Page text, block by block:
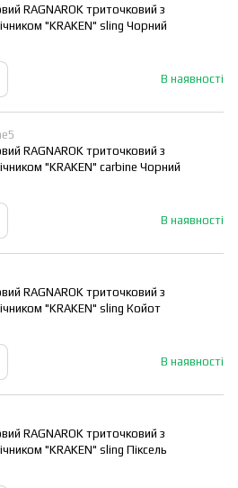
RAGNAROK триточковий з
"KRAKEN" sling Чорний
В наявності
RAGNAROK триточковий з
"KRAKEN" carbine Чорний
В наявності
RAGNAROK триточковий з
"KRAKEN" sling Койот
В наявності
RAGNAROK триточковий з
"KRAKEN" sling Піксель